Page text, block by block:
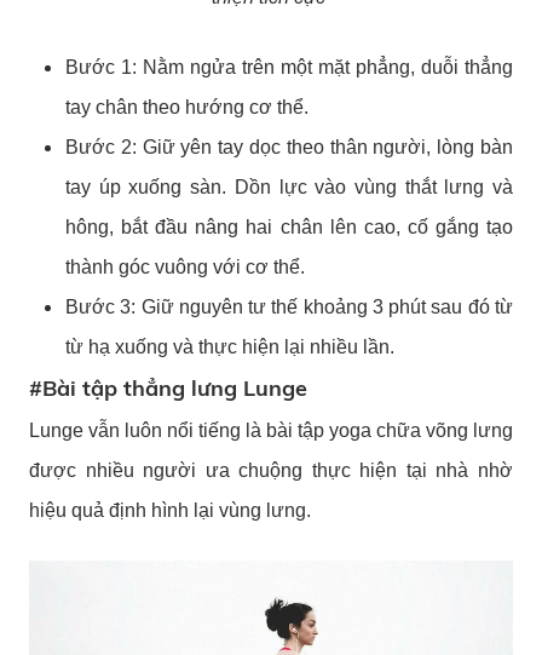
Bước 1: Nằm ngửa trên một mặt phẳng, duỗi thẳng
tay chân theo hướng cơ thể.
Bước 2: Giữ yên tay dọc theo thân người, lòng bàn
tay úp xuống sàn. Dồn lực vào vùng thắt lưng và
hông, bắt đầu nâng hai chân lên cao, cố gắng tạo
thành góc vuông với cơ thể.
Bước 3: Giữ nguyên tư thế khoảng 3 phút sau đó từ
từ hạ xuống và thực hiện lại nhiều lần.
#Bài tập thẳng lưng Lunge
Lunge vẫn luôn nổi tiếng là bài tập yoga chữa võng lưng
được nhiều người ưa chuộng thực hiện tại nhà nhờ
hiệu quả định hình lại vùng lưng.